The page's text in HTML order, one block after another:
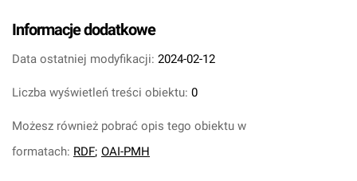
Informacje dodatkowe
Data ostatniej modyfikacji: 2024-02-12
Liczba wyświetleń treści obiektu: 0
Możesz również pobrać opis tego obiektu w
formatach: RDF; OAI-PMH